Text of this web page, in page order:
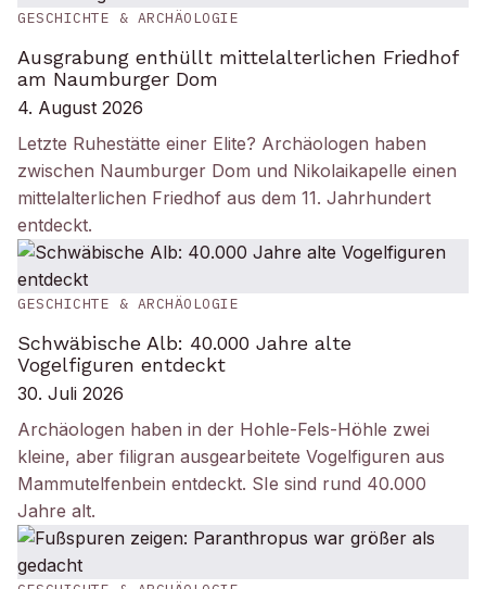
GESCHICHTE & ARCHÄOLOGIE
Ausgrabung enthüllt mittelalterlichen Friedhof
am Naumburger Dom
4. August 2026
Letzte Ruhestätte einer Elite? Archäologen haben
zwischen Naumburger Dom und Nikolaikapelle einen
mittelalterlichen Friedhof aus dem 11. Jahrhundert
entdeckt.
GESCHICHTE & ARCHÄOLOGIE
Schwäbische Alb: 40.000 Jahre alte
Vogelfiguren entdeckt
30. Juli 2026
Archäologen haben in der Hohle-Fels-Höhle zwei
kleine, aber filigran ausgearbeitete Vogelfiguren aus
Mammutelfenbein entdeckt. SIe sind rund 40.000
Jahre alt.